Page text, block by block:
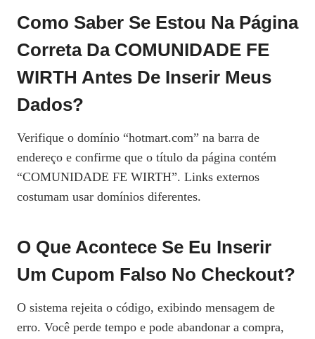
Como Saber Se Estou Na Página
Correta Da COMUNIDADE FE
WIRTH Antes De Inserir Meus
Dados?
Verifique o domínio “hotmart.com” na barra de
endereço e confirme que o título da página contém
“COMUNIDADE FE WIRTH”. Links externos
costumam usar domínios diferentes.
O Que Acontece Se Eu Inserir
Um Cupom Falso No Checkout?
O sistema rejeita o código, exibindo mensagem de
erro. Você perde tempo e pode abandonar a compra,